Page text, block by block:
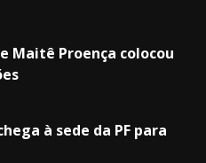
Maitê Proença colocou
à sede da PF para